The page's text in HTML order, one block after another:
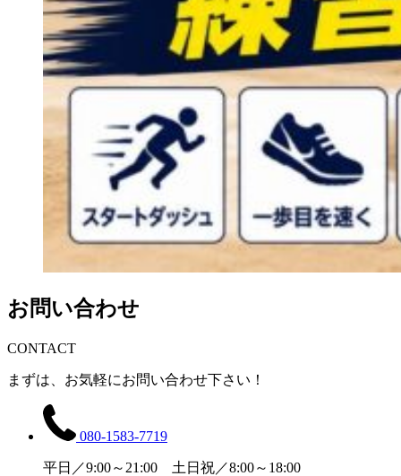
お問い合わせ
CONTACT
まずは、お気軽にお問い合わせ下さい！
080-1583-7719
平日／9:00～21:00 土日祝／8:00～18:00